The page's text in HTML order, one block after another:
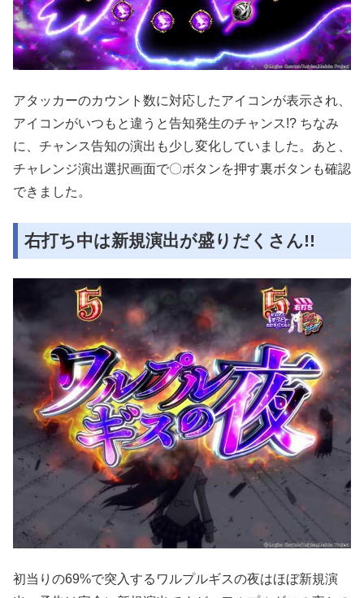
アタッカーのカウント数に対応したアイコンが表示され、
アイコンがいつもと違うと告知発生のチャンス!? ちなみ
に、チャンス告知の演出も少し変化していました。あと、
チャレンジ演出選択画面で〇ボタンを押す裏ボタンも確認
できました。
右打ち中は新規演出が盛りだくさん!!
初当りの69%で突入するワルプルギスの夜はほぼ新規演